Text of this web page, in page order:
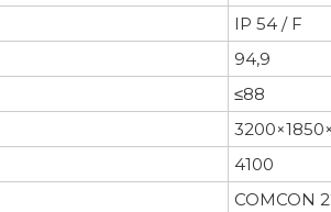
IP 54 / F
94,9
≤88
4100
COMCON